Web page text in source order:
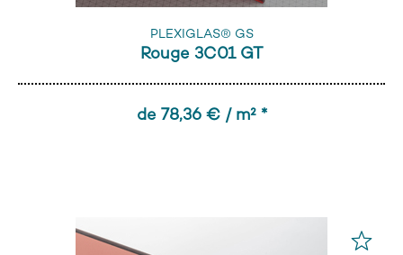
PLEXIGLAS® GS
Rouge 3C01 GT
de 78,36 € / m² *